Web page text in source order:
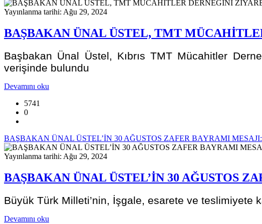
Yayınlanma tarihi: Ağu 29, 2024
BAŞBAKAN ÜNAL ÜSTEL, TMT
Başbakan Ünal Üstel, Kıbrıs TMT Mücahitler
verişinde bulundu
Devamını oku
5741
0
BAŞBAKAN ÜNAL ÜSTEL’İN 30 AĞUSTOS ZAFER BAYRAMI MESAJI:
Yayınlanma tarihi: Ağu 29, 2024
BAŞBAKAN ÜNAL ÜSTEL’İN 30 AĞUSTOS
Büyük Türk Milleti’nin, İşgale, esarete ve teslimiyete
Devamını oku